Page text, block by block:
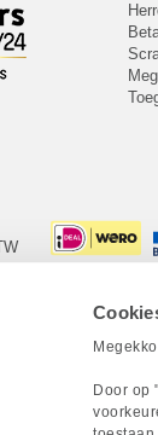
Door op "